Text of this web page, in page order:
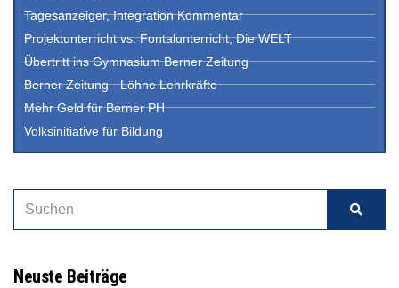
Tagesanzeiger, Integration Kommentar
Projektunterricht vs. Fontalunterricht, Die WELT
Übertritt ins Gymnasium Berner Zeitung
Berner Zeitung - Löhne Lehrkräfte
Mehr Geld für Berner PH
Volksinitiative für Bildung
Neuste Beiträge